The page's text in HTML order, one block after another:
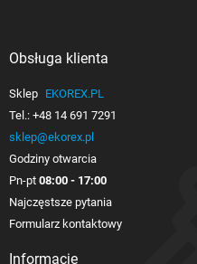
Obsługa klienta
Sklep EKOREX.PL
Tel.: +48 14 691 7291
sklep@ekorex.pl
Godziny otwarcia
Pn-pt 08:00 - 17:00
Najczęstsze pytania
Formularz kontaktowy
Informacje